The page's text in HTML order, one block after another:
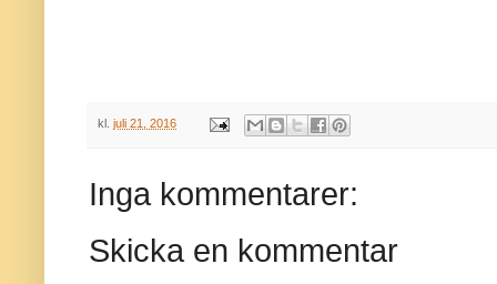
kl. juli 21, 2016
Inga kommentarer:
Skicka en kommentar